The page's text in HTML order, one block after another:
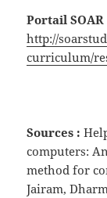
Portail
http://
curriculum/
Sources :
computers:
method for
Jairam,